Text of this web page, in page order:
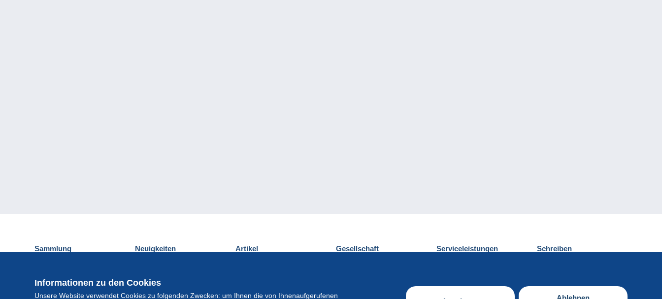
Informationen zu den Cookies
Unsere Website verwendet Cookies zu folgenden Zwecken: um Ihnen die von Ihnenaufgerufenen
Sammlung
Münzen und Banknoten
Neuigkeiten Artikel Gesellschaft Serviceleistungen Schreiben